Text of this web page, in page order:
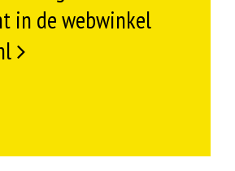
in de webwinkel